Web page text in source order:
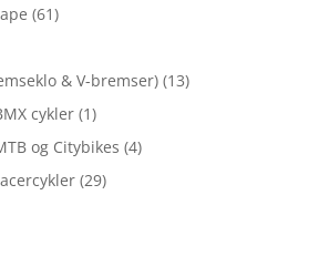
(61)
& V-bremser) (13)
cykler (1)
og Citybikes (4)
(29)